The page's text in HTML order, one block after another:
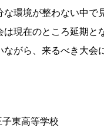
環境が整わない中で
現在のところ延期と
がら、来るべき大
東高等学校